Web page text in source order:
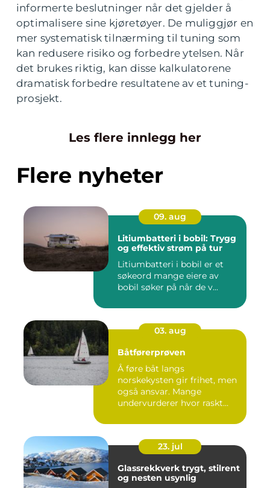
informerte beslutninger når det gjelder å
optimalisere sine kjøretøyer. De muliggjør en
mer systematisk tilnærming til tuning som
kan redusere risiko og forbedre ytelsen. Når
det brukes riktig, kan disse kalkulatorene
dramatisk forbedre resultatene av et tuning-
prosjekt.
Les flere innlegg her
Flere nyheter
09. aug
Litiumbatteri i bobil: Trygg
og effektiv strøm på tur
Litiumbatteri i bobil er et
søkeord mange eiere av
bobil søker på når de v...
03. aug
Båtførerprøven
Å føre båt langs
norskekysten gir frihet, men
også ansvar. Mange
undervurderer hvor raskt
23. jul
Glassrekkverk trygt, stilrent
og nesten usynlig